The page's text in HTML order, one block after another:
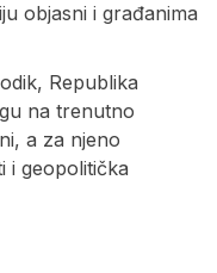
objasni i građanima
Republika
na trenutno
a za njeno
i geopolitička